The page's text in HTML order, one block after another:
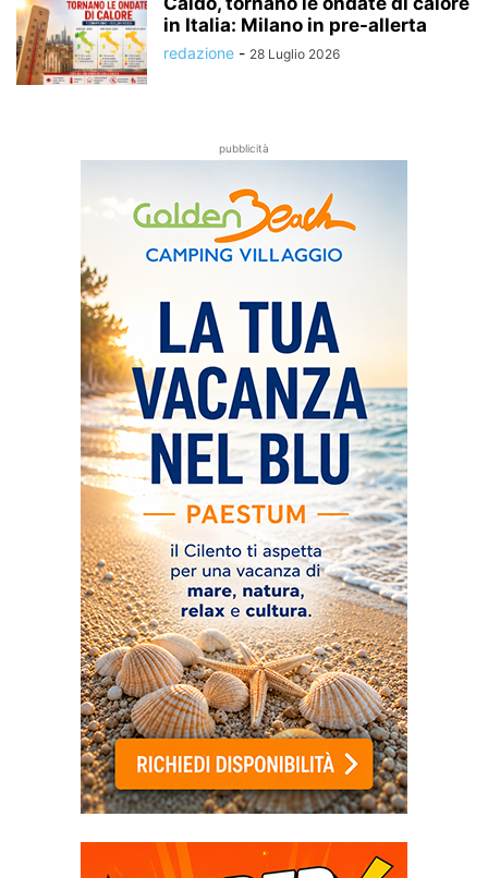
in Italia: Milano in pre-allerta
redazione - 28 Luglio 2026
pubblicità